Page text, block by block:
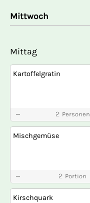
Mittwoch
Mittag
Kartoffelgratin
2 Personen
Mischgemüse
2 Portion
Kirschquark